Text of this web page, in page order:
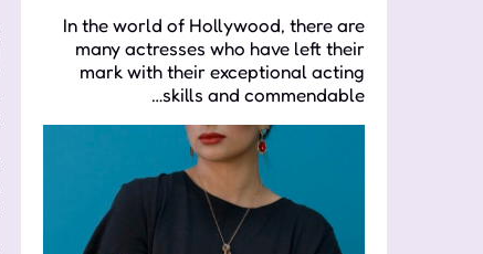
In the world of Hollywood, there are
many actresses who have left their
mark with their exceptional acting
skills and commendable…